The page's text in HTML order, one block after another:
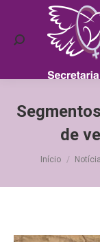
Search:
de
Você
Início